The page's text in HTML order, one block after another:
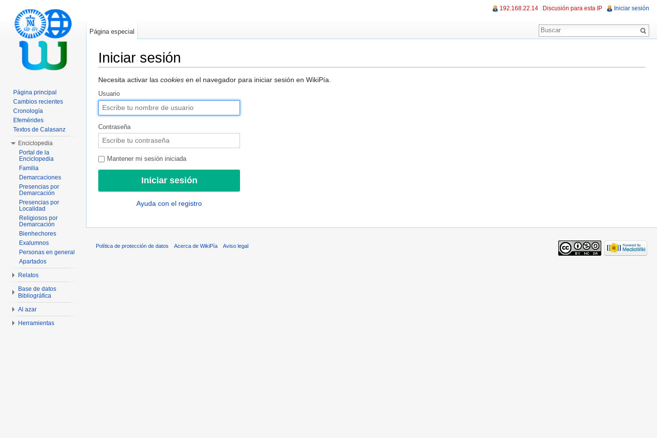
Iniciar sesión
Necesita activar las cookies en el navegador para iniciar sesión en WikiPía.
Usuario
Contraseña
Mantener mi sesión iniciada
Ayuda con el registro
192.168.22.14 Discusión para esta IP Iniciar sesión
Página especial
Página principal
Cambios recientes
Cronología
Efemérides
Textos de Calasanz
Enciclopedia
Portal de la
Enciclopedia
Familia
Demarcaciones
Presencias por
Demarcación
Presencias por
Localidad
Religiosos por
Demarcación
Bienhechores
Exalumnos
Personas en general
Apartados
Relatos
Base de datos
Bibliográfica
Al azar
Herramientas
Política de protección de datos Acerca de WikiPía Aviso legal